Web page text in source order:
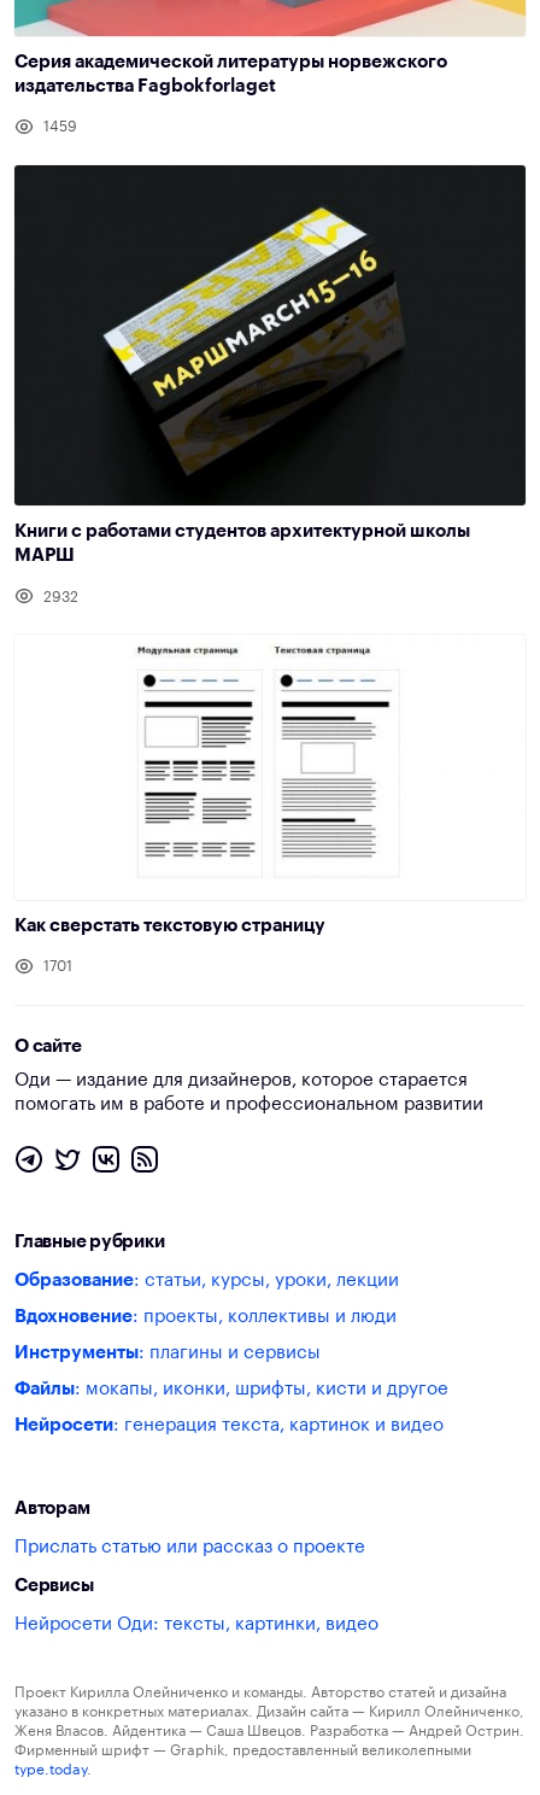
Серия академической литературы норвежского
издательства Fagbokforlaget
1459
Книги с работами студентов архитектурной школы
МАРШ
2932
Как сверстать текстовую страницу
1701
О сайте
Оди — издание для дизайнеров, которое старается
помогать им в работе и профессиональном развитии
Главные рубрики
Образование: статьи, курсы, уроки, лекции
Вдохновение: проекты, коллективы и люди
Инструменты: плагины и сервисы
Файлы: мокапы, иконки, шрифты, кисти и другое
Нейросети: генерация текста, картинок и видео
Авторам
Прислать статью или рассказ о проекте
Сервисы
Нейросети Оди: тексты, картинки, видео
Проект Кирилла Олейниченко и команды. Авторство статей и дизайна
указано в конкретных материалах. Дизайн сайта — Кирилл Олейниченко,
Женя Власов. Айдентика — Саша Швецов. Разработка — Андрей Острин.
Фирменный шрифт — Graphik, предоставленный великолепными
type.today.